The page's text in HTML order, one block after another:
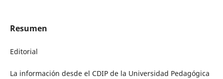
Resumen
Editorial
La información desde el CDIP de la Universidad Pedagógica